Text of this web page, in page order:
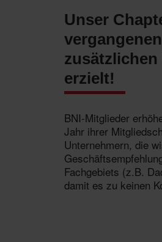
Unser
erzielt!
BNI-Mitglieder
Jahr ihrer
Unternehmern, die
Fachgebiets (z.B.
damit es zu keinen